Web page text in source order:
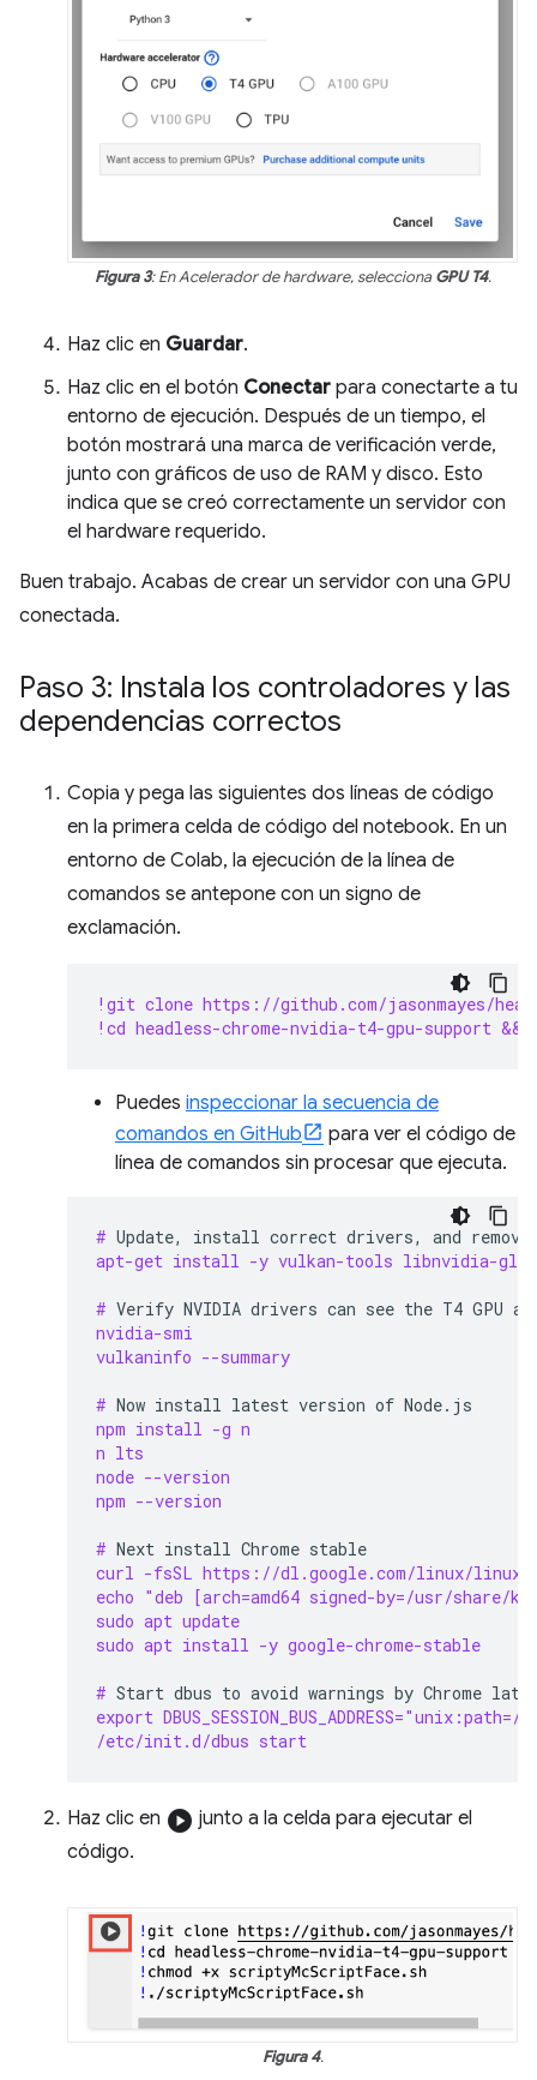
Figura 3: En Acelerador de hardware, seleccionaGPU T4.
Haz clic en Guardar.
Haz clic en el botón Conectar para conectarte a tu
entorno de ejecución. Después de un tiempo, el
botón mostrará una marca de verificación verde,
junto con gráficos de uso de RAM y disco. Esto
indica que se creó correctamente un servidor con
el hardware requerido.
Buen trabajo. Acabas de crear un servidor con una GPU
conectada.
Paso 3: Instala los controladores y las
dependencias correctos
Copia y pega las siguientes dos líneas de código
en la primera celda de código del notebook. En un
entorno de Colab, la ejecución de la línea de
comandos se antepone con un signo de
exclamación.
!git clone https://github.com/jasonmayes/
!cd headless-chrome-nvidia-t4-gpu-support
Puedes inspeccionar la secuencia de
comandos en GitHub
para ver el código de
línea de comandos sin procesar que ejecuta.
# Update, install correct drivers, and remove
apt-get install -y vulkan-tools libnvidia-gl-
# Verify NVIDIA drivers can see the T4 GPU
nvidia-smi
vulkaninfo --summary
# Now install latest version of
npm install -g n
n lts
node --version
npm --version
# Next install Chrome
curl -fsSL https://dl.google.com/linux/
echo "deb [arch=amd64 signed-by=/usr/
sudo apt update
sudo apt install -y google-chrome-stable
# Start dbus to avoid warnings by Chrome
export
/etc/init.d/dbus start
Haz clic en play_circle junto a la celda para ejecutar el
código.
Figura 4.